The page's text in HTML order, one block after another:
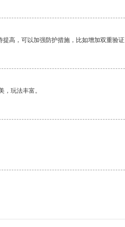
高，可以加强防护措施，比如增加双重验
，玩法丰富。